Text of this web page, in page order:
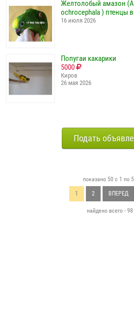
Желтолобый амазон
ochrocephala ) птенцы
16 июля 2026
Попугаи какарики
5000
Киров
26 мая 2026
Подать
показано 50 с 1 по
1 2 ВПЕРЕД
найдено всего - 98